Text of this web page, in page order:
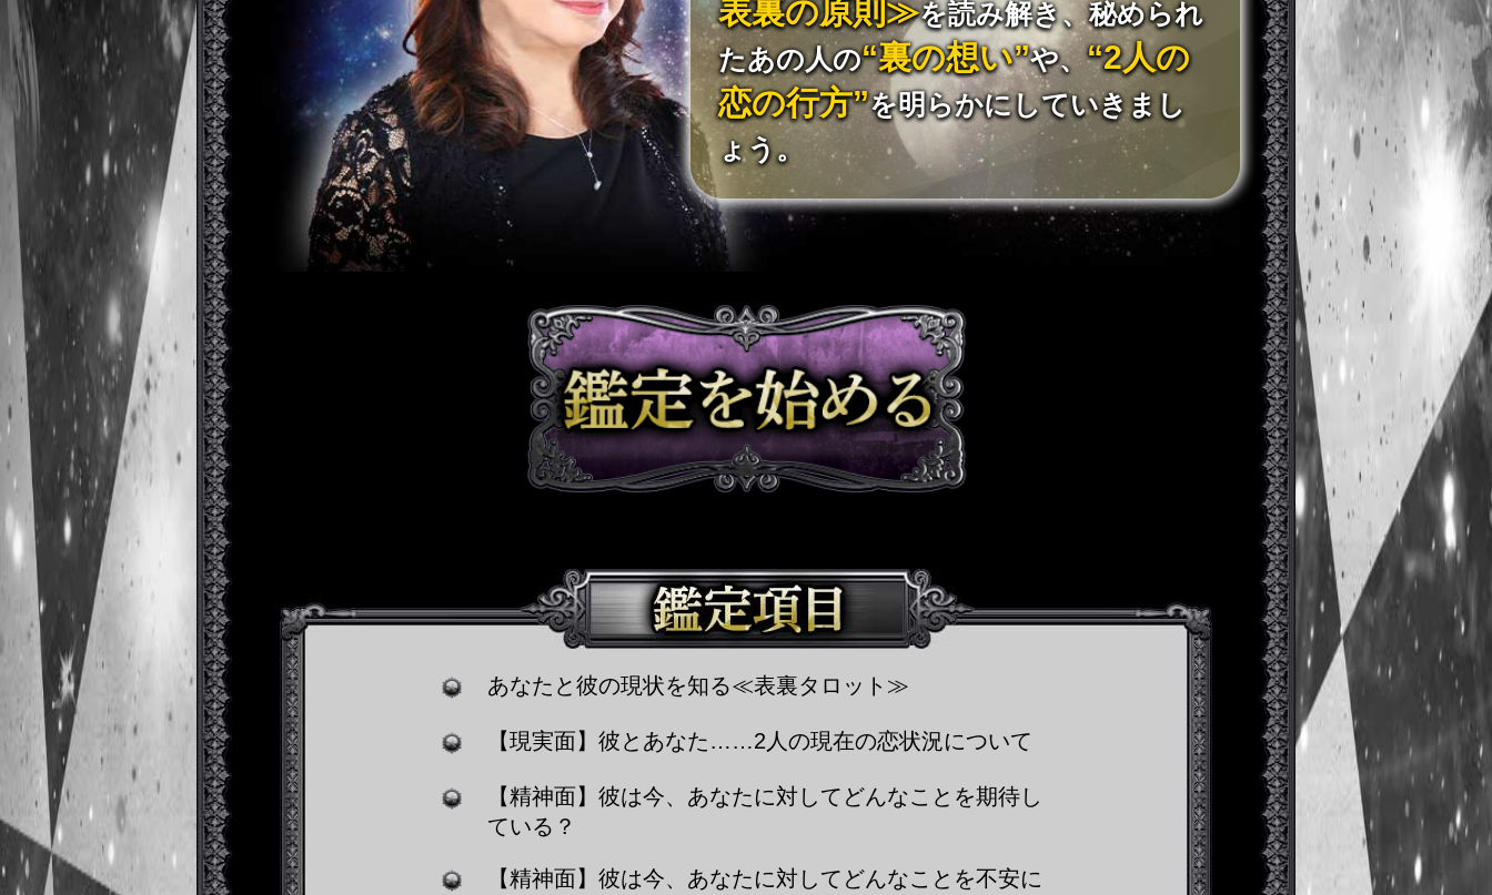
表裏の原則≫を読み解き、秘められ
たあの人の“裏の想い”や、“2人の
恋の行方”を明らかにしていきまし
ょう。
あなたと彼の現状を知る≪表裏タロット≫
【現実面】彼とあなた……2人の現在の恋状況について
【精神面】彼は今、あなたに対してどんなことを期待し
ている？
【精神面】彼は今、あなたに対してどんなことを不安に